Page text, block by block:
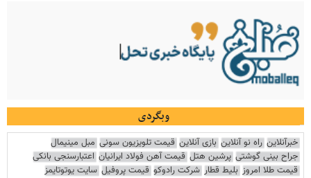
وبگردی
خبرآنلاین راه نو آنلاین بازی آنلاین قیمت تلویزیون سونی مبل مینیمال
جراح بینی گوشتی پرشین هتل قیمت آهن فولاد ایرانیان اعتبارسنجی بانکی
قیمت طلا امروز بلیط قطار شرکت رادوکو قیمت پروفیل سایت یوتوتایمز